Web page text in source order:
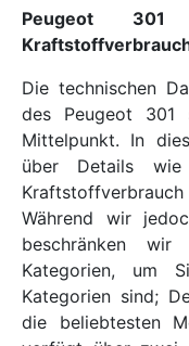
Peugeot 301
Die technischen
des Peugeot 301
Mittelpunkt. In
über Details
Während wir
beschränken
Kategorien, um
Kategorien sind;
die beliebtesten